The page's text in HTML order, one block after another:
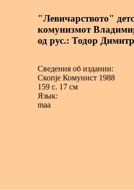
"Левичарството"
комунизмот
од рус.: Тодор
Сведения об издании:
Скопjе Комунист 1988
159 с. 17 см
Язык:
maa